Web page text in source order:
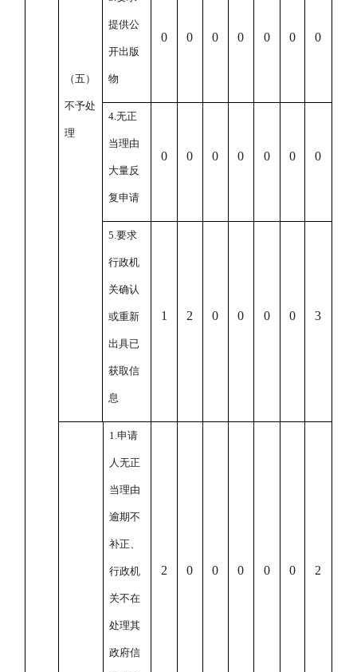
（五）
不予处
理
提供公
开出版
物
0 0 0 0 0 0 0
4. 无正
当理由
大量反
复申请
0 0 0 0 0 0 0
5. 要求
行政机
关确认
或重新
出具已
获取信
息
1 2 0 0 0 0 3
1. 申请
人无正
当理由
逾期不
补正、
行政机
关不在
处理其
政府信
2 0 0 0 0 0 2